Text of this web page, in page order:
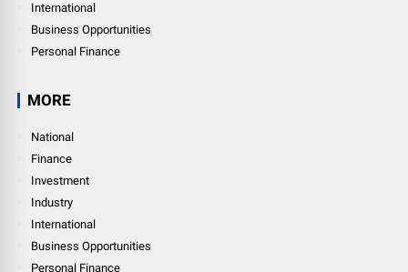
International
Business Opportunities
Personal Finance
MORE
National
Finance
Investment
Industry
International
Business Opportunities
Personal Finance